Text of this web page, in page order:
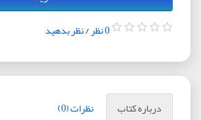
0 نظر /نظر بدهید
درباره کتاب نظرات (0)